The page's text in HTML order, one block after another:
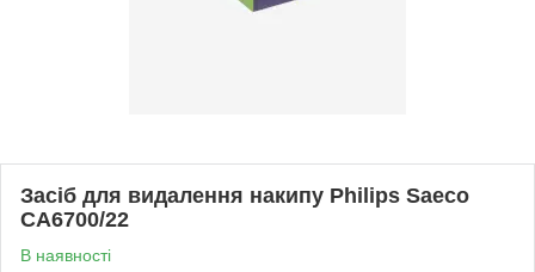
Засіб для видалення накипу Philips Saeco
CA6700/22
В наявності